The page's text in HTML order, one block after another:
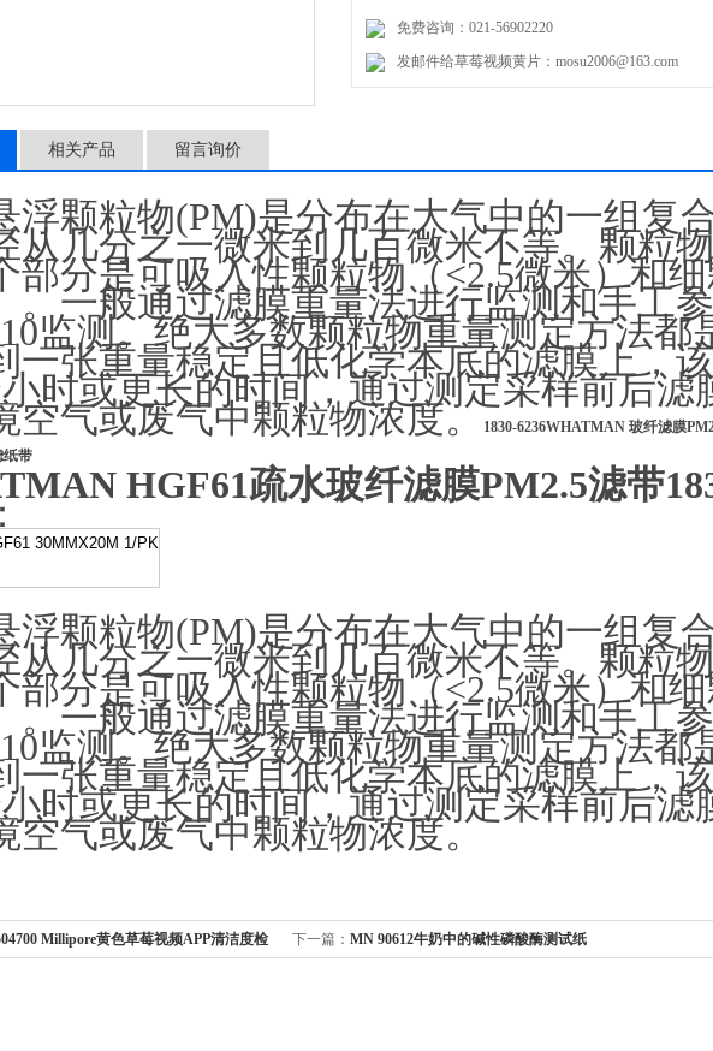
免费咨询：021-56902220
发邮件给草莓视频黄片：mosu2006@163.com
相关产品 留言询价
浮颗粒物(PM)是分布在大气中的一组复合物
从几分之一微米到几百微米不等。颗粒
部分是可吸入性颗粒物（<2.5微米）和
。一般通过滤膜重量法进行监测和手工参
监测。绝大多数颗粒物重量测定方法
一张重量稳定且低化学本底的滤膜上，
时或更长的时间，通过测定采样前后
空气或废气中颗粒物浓度。1830-6236WHATMAN 玻纤滤膜
纸带
HGF61疏水玻纤滤膜PM2.5滤带
30MMX20M 1/PK
浮颗粒物(PM)是分布在大气中的一组复合物
从几分之一微米到几百微米不等。颗粒
部分是可吸入性颗粒物（<2.5微米）和
。一般通过滤膜重量法进行监测和手工参比
监测。绝大多数颗粒物重量测定方法
一张重量稳定且低化学本底的滤膜上，
时或更长的时间，通过测定采样前后
空气或废气中颗粒物浓度。
Millipore黄色草莓视频APP清洁度检 下一篇： MN 90612牛奶中的碱性磷酸酶测试纸